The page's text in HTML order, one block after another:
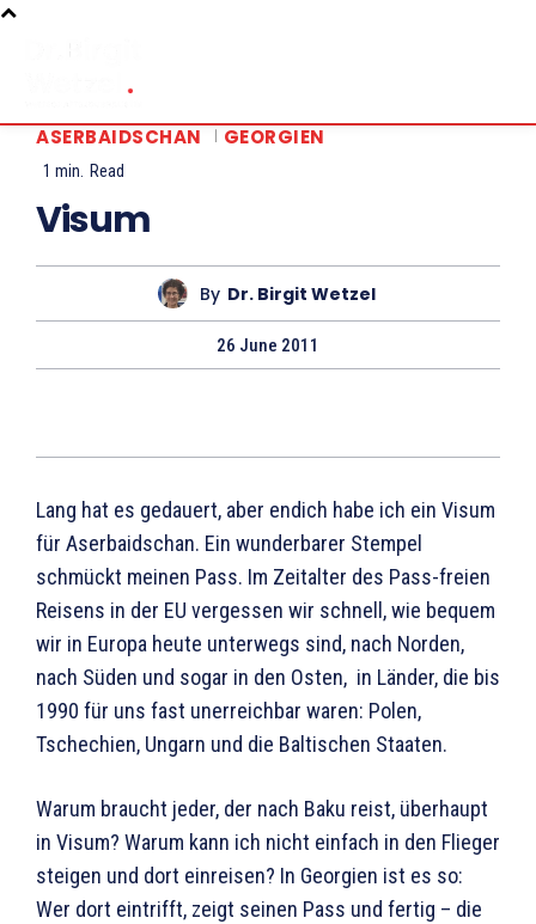
ASERBAIDSCHAN GEORGIEN
1 min. Read
Visum
By Dr. Birgit Wetzel
26 June 2011
Lang hat es gedauert, aber endich habe ich ein Visum
für Aserbaidschan. Ein wunderbarer Stempel
schmückt meinen Pass. Im Zeitalter des Pass-freien
Reisens in der EU vergessen wir schnell, wie bequem
wir in Europa heute unterwegs sind, nach Norden,
nach Süden und sogar in den Osten, in Länder, die bis
1990 für uns fast unerreichbar waren: Polen,
Tschechien, Ungarn und die Baltischen Staaten.
Warum braucht jeder, der nach Baku reist, überhaupt
in Visum? Warum kann ich nicht einfach in den Flieger
steigen und dort einreisen? In Georgien ist es so:
Wer dort eintrifft, zeigt seinen Pass und fertig – die